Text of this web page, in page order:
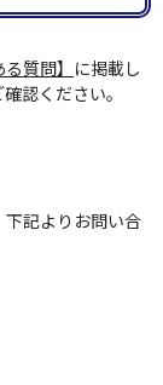
る質問】 に掲載し
認ください。
記よりお問い合